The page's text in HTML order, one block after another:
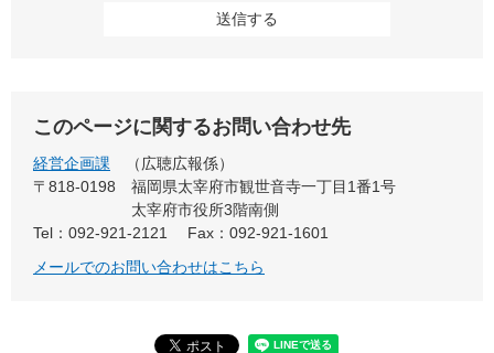
このページに関するお問い合わせ先
経営企画課
広聴広報係
〒818-0198
福岡県太宰府市観世音寺一丁目1番1号
太宰府市役所3階南側
Tel：092-921-2121
Fax：092-921-1601
メールでのお問い合わせはこちら